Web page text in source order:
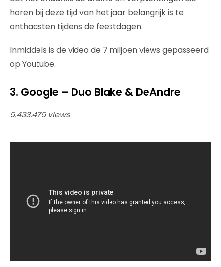
horen bij deze tijd van het jaar belangrijk is te
onthaasten tijdens de feestdagen.
Inmiddels is de video de 7 miljoen views gepasseerd
op Youtube.
3. Google – Duo Blake & DeAndre
5.433.475 views